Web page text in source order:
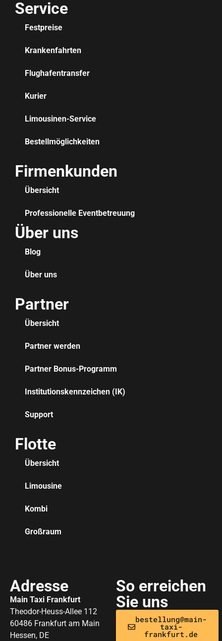
Service
Festpreise
Krankenfahrten
Flughafentransfer
Kurier
Limousinen-Service
Bestellmöglichkeiten
Firmenkunden
Übersicht
Professionelle Eventbetreuung
Über uns
Blog
Über uns
Partner
Übersicht
Partner werden
Partner Bonus-Programm
Institutionskennzeichen (IK)
Support
Flotte
Übersicht
Limousine
Kombi
Großraum
Adresse
Main Taxi Frankfurt
Theodor-Heuss-Allee 112
60486 Frankfurt am Main
Hessen, DE
So erreichen
Sie uns
bestellung@main-
taxi-
frankfurt.de